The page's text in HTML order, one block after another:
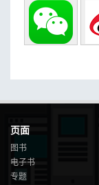
页面
图书
电子书
专题